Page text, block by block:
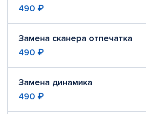
490 ₽
Замена сканера отпечатка
490 ₽
Замена динамика
490 ₽